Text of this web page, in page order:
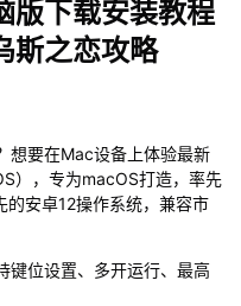
攻略
版下载安装教程
斯之恋攻略
想要在Mac设备上体验最新
），专为macOS打造，率先
安卓12操作系统，兼容市
键位设置、多开运行、最高